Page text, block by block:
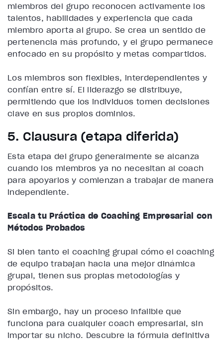
miembros del grupo reconocen activamente los
talentos, habilidades y experiencia que cada
miembro aporta al grupo. Se crea un sentido de
pertenencia más profundo, y el grupo permanece
enfocado en su propósito y metas compartidos.
Los miembros son flexibles, interdependientes y
confían entre sí. El liderazgo se distribuye,
permitiendo que los individuos tomen decisiones
clave en sus propios dominios.
5. Clausura (etapa diferida)
Esta etapa del grupo generalmente se alcanza
cuando los miembros ya no necesitan al coach
para apoyarlos y comienzan a trabajar de manera
independiente.
Escala tu Práctica de Coaching Empresarial con
Métodos Probados
Si bien tanto el coaching grupal cómo el coaching
de equipo trabajan hacia una mejor dinámica
grupal, tienen sus propias metodologías y
propósitos.
Sin embargo, hay un proceso infalible que
funciona para cualquier coach empresarial, sin
importar su nicho. Descubre la fórmula definitiva